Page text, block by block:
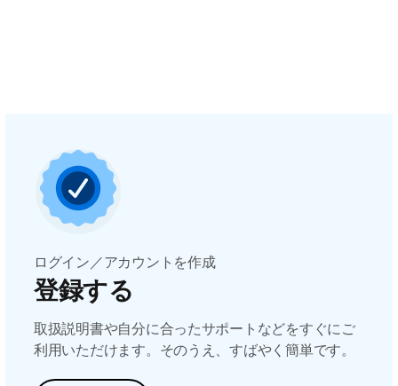
ログイン／アカウントを作成
登録する
取扱説明書や自分に合ったサポートなどをすぐにご
利用いただけます。そのうえ、すばやく簡単です。